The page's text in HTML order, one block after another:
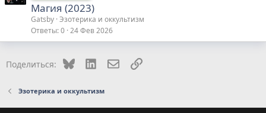
Магия (2023)
Gatsby Эзотерика и оккультизм
Ответы 0 24 Фев 2026
Поделиться: Bluesky LinkedInЭлектронная почта
Ссылка
Эзотерика и оккультизм